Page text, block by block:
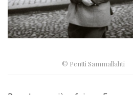
© Pentti Sammallahti